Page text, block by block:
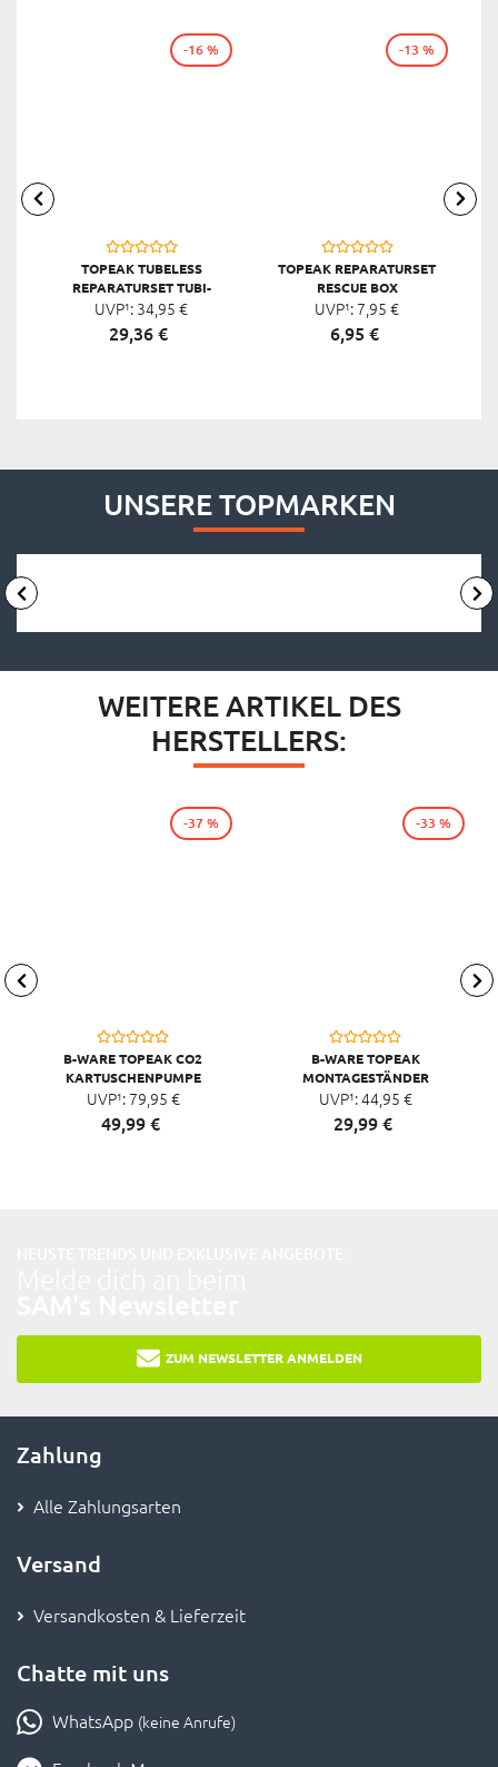
TOPEAK TUBELESS
REPARATURSET TUBI-
BULLET
UVP¹: 34,95 €
29,36€
-16 %
TOPEAK REPARATURSET
RESCUE BOX
UVP¹: 7,95 €
6,95 €
-13 %
UNSERE TOPMARKEN
WEITERE ARTIKEL DES
HERSTELLERS:
B-WARE TOPEAK CO2
KARTUSCHENPUMPE
TUBIBOOSTER, SILBER
UVP¹: 79,95 €
49,99 €
-37 %
B-WARE TOPEAK
MONTAGESTÄNDER
FLASHSTAND RX SCHWARZ,
SILBER
UVP¹:44,95 €
29,99 €
-33 %
ZUM NEWSLETTER ANMELDEN
Zahlung
Alle Zahlungsarten
Versand
Versandkosten & Lieferzeit
Chatte mit uns
WhatsApp (keine Anrufe)